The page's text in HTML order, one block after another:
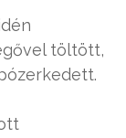
töltött,